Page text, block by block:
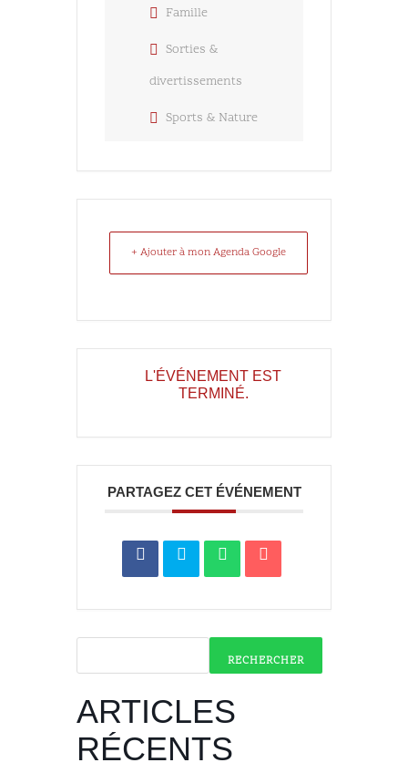
Famille
Sorties &
divertissements
Sports & Nature
+ Ajouter à mon Agenda Google
L'ÉVÉNEMENT EST
TERMINÉ.
PARTAGEZ CET ÉVÉNEMENT
RECHERCHER
ARTICLES
RÉCENTS